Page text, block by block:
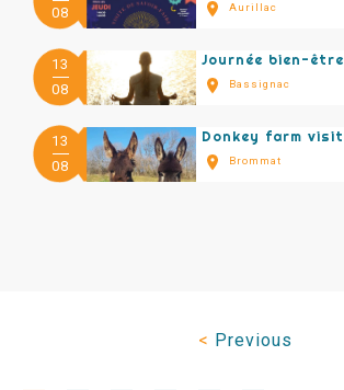
08
Aurillac
13
08
Journée bien-être
Bassignac
13
08
Donkey farm visit
Brommat
< Previous